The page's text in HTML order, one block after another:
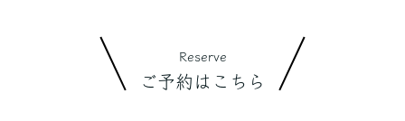
Reserve
ご予約はこちら